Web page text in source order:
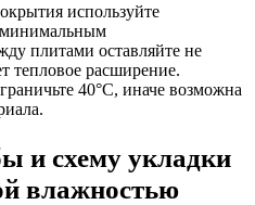
используйте
минимальным
плитами оставляйте не
тепловое расширение.
40°C, иначе возможна
и схему укладки
влажностью